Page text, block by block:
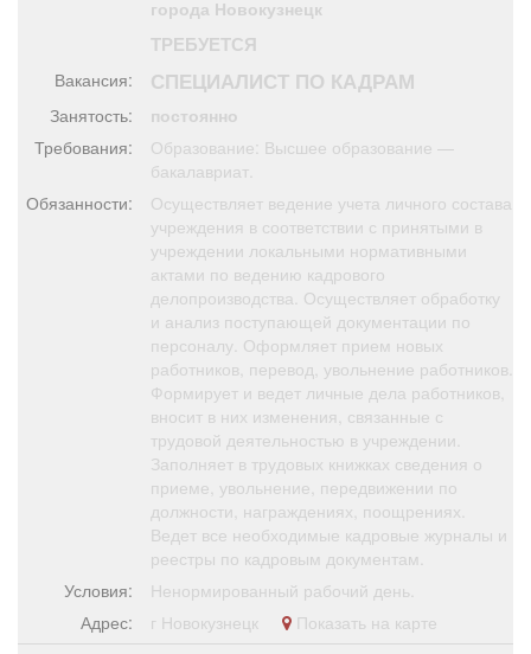
Обучение
Товары Поздравления Погода
Я - пенсионер
города Новокузнецк
ТРЕБУЕТСЯ
Вакансия: СПЕЦИАЛИСТ ПО КАДРАМ
Занятость:
постоянно
Требования:
Образование: Высшее образование —
бакалавриат.
Обязанности:
Осуществляет ведение учета личного состава
учреждения в соответствии с принятыми в
учреждении локальными нормативными
актами по ведению кадрового
делопроизводства. Осуществляет обработку
и анализ поступающей документации по
персоналу. Оформляет прием новых
работников, перевод, увольнение работников.
Формирует и ведет личные дела работников,
вносит в них изменения, связанные с
трудовой деятельностью в учреждении.
Заполняет в трудовых книжках сведения о
приеме, увольнение, передвижении по
должности, награждениях, поощрениях.
Ведет все необходимые кадровые журналы и
реестры по кадровым документам.
Условия:
Ненормированный рабочий день.
Адрес:
г Новокузнецк
Показать на карте